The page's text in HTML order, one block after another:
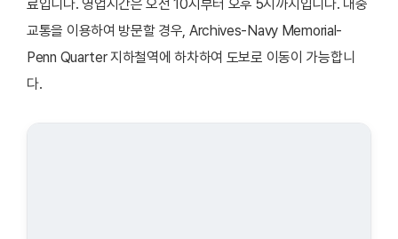
료입니다. 영업시간은 오전 10시부터 오후 5시까지입니다. 대중
교통을 이용하여 방문할 경우, Archives-Navy Memorial-
Penn Quarter 지하철역에 하차하여 도보로 이동이 가능합니
다.